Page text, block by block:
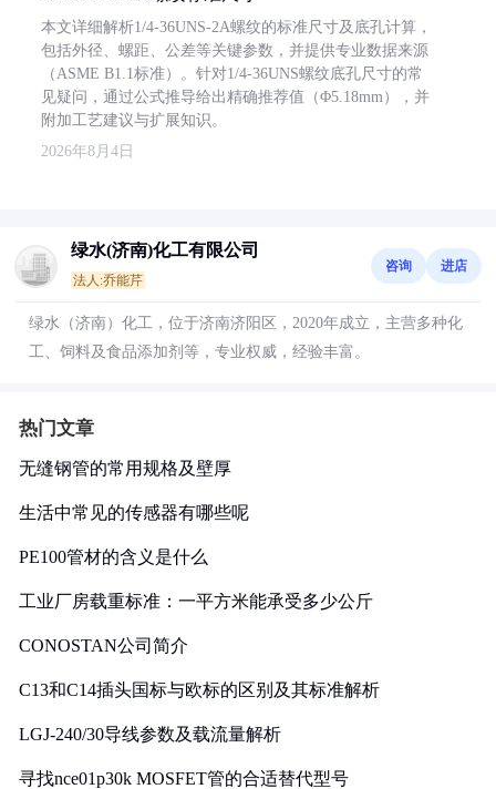
本文详细解析1/4-36UNS-2A螺纹的标准尺寸及底孔计算，
包括外径、螺距、公差等关键参数，并提供专业数据来源
（ASME B1.1标准）。针对1/4-36UNS螺纹底孔尺寸的常
见疑问，通过公式推导给出精确推荐值（Φ5.18mm），并
附加工艺建议与扩展知识。
2026年8月4日
绿水(济南)化工有限公司
法人:乔能芹
咨询 进店
绿水（济南）化工，位于济南济阳区，2020年成立，主营多种化
工、饲料及食品添加剂等，专业权威，经验丰富。
热门文章
无缝钢管的常用规格及壁厚
生活中常见的传感器有哪些呢
PE100管材的含义是什么
工业厂房载重标准：一平方米能承受多少公斤
CONOSTAN公司简介
C13和C14插头国标与欧标的区别及其标准解析
LGJ-240/30导线参数及载流量解析
寻找nce01p30k MOSFET管的合适替代型号